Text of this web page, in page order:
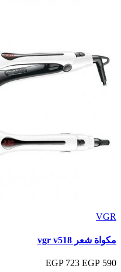
VGR
مكواة شعر vgr v518
590 EGP
723 EGP